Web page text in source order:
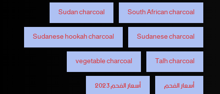
South African charcoal
Sudan charcoal
Sudanese charcoal
Sudanese hookah charcoal
Talh charcoal
vegetable charcoal
أسعار الفحم
أسعار الفحم 2023